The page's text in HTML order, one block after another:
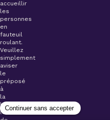
accueillir
les
personnes
en
fauteuil
roulant.
Veuillez
simplement
aviser
le
préposé
à
la
billetterie
lors